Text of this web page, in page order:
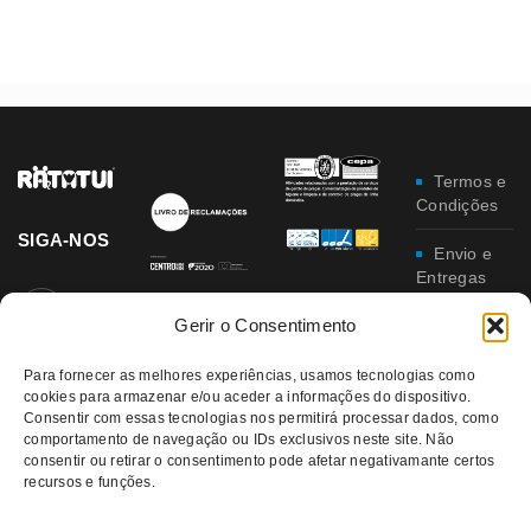
Gerir o Consentimento
Para fornecer as melhores experiências, usamos tecnologias como
cookies para armazenar e/ou aceder a informações do dispositivo.
Consentir com essas tecnologias nos permitirá processar dados, como
comportamento de navegação ou IDs exclusivos neste site. Não
consentir ou retirar o consentimento pode afetar negativamante certos
recursos e funções.
SIGA-NOS
Termos e
Condições
Envio e
Entregas
Trocas e
Política
de
Privacidade